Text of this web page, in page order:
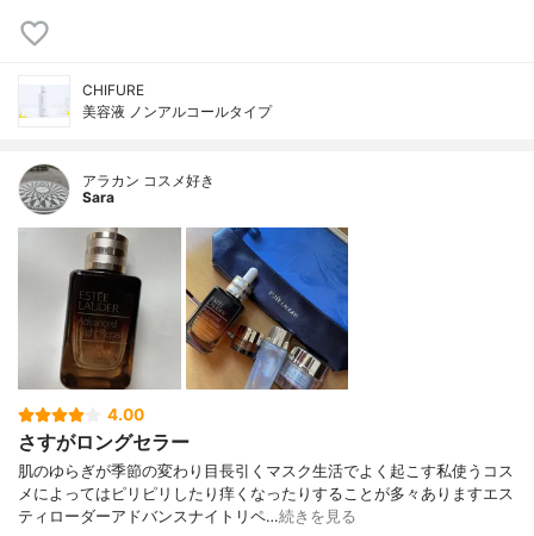
CHIFURE
美容液 ノンアルコールタイプ
アラカン コスメ好き
Sara
4.00
さすがロングセラー
肌のゆらぎが季節の変わり目長引くマスク生活でよく起こす私使うコス
メによってはピリピリしたり痒くなったりすることが多々ありますエス
ティローダーアドバンスナイトリペ…続きを見る